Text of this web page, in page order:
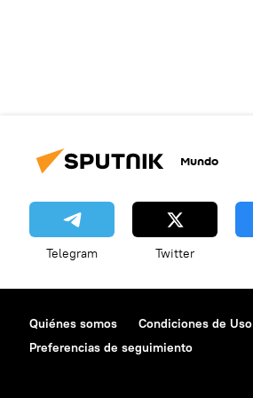
Mundo
Telegram Twitter
Quiénes somos Condiciones de Uso
Preferencias de seguimiento